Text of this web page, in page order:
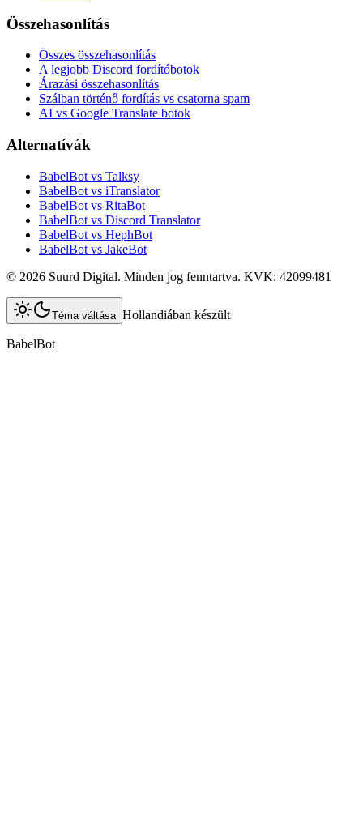
Összehasonlítás
Összes összehasonlítás
A legjobb Discord fordítóbotok
Árazási összehasonlítás
Szálban történő fordítás vs csatorna spam
AI vs Google Translate botok
Alternatívák
BabelBot vs Talksy
BabelBot vs iTranslator
BabelBot vs RitaBot
BabelBot vs Discord Translator
BabelBot vs HephBot
BabelBot vs JakeBot
© 2026 Suurd Digital. Minden jog fenntartva. KVK: 42099481
Téma váltása Hollandiában készült
BabelBot